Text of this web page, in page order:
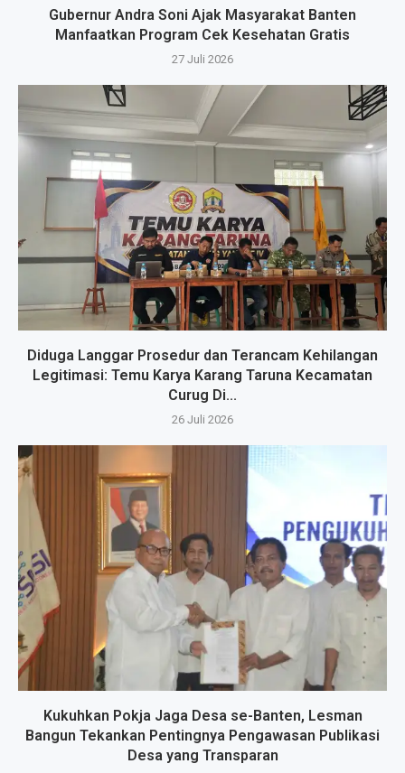
Gubernur Andra Soni Ajak Masyarakat Banten
Manfaatkan Program Cek Kesehatan Gratis
27 Juli 2026
Diduga Langgar Prosedur dan Terancam Kehilangan
Legitimasi: Temu Karya Karang Taruna Kecamatan
Curug Di...
26 Juli 2026
Kukuhkan Pokja Jaga Desa se-Banten, Lesman
Bangun Tekankan Pentingnya Pengawasan Publikasi
Desa yang Transparan